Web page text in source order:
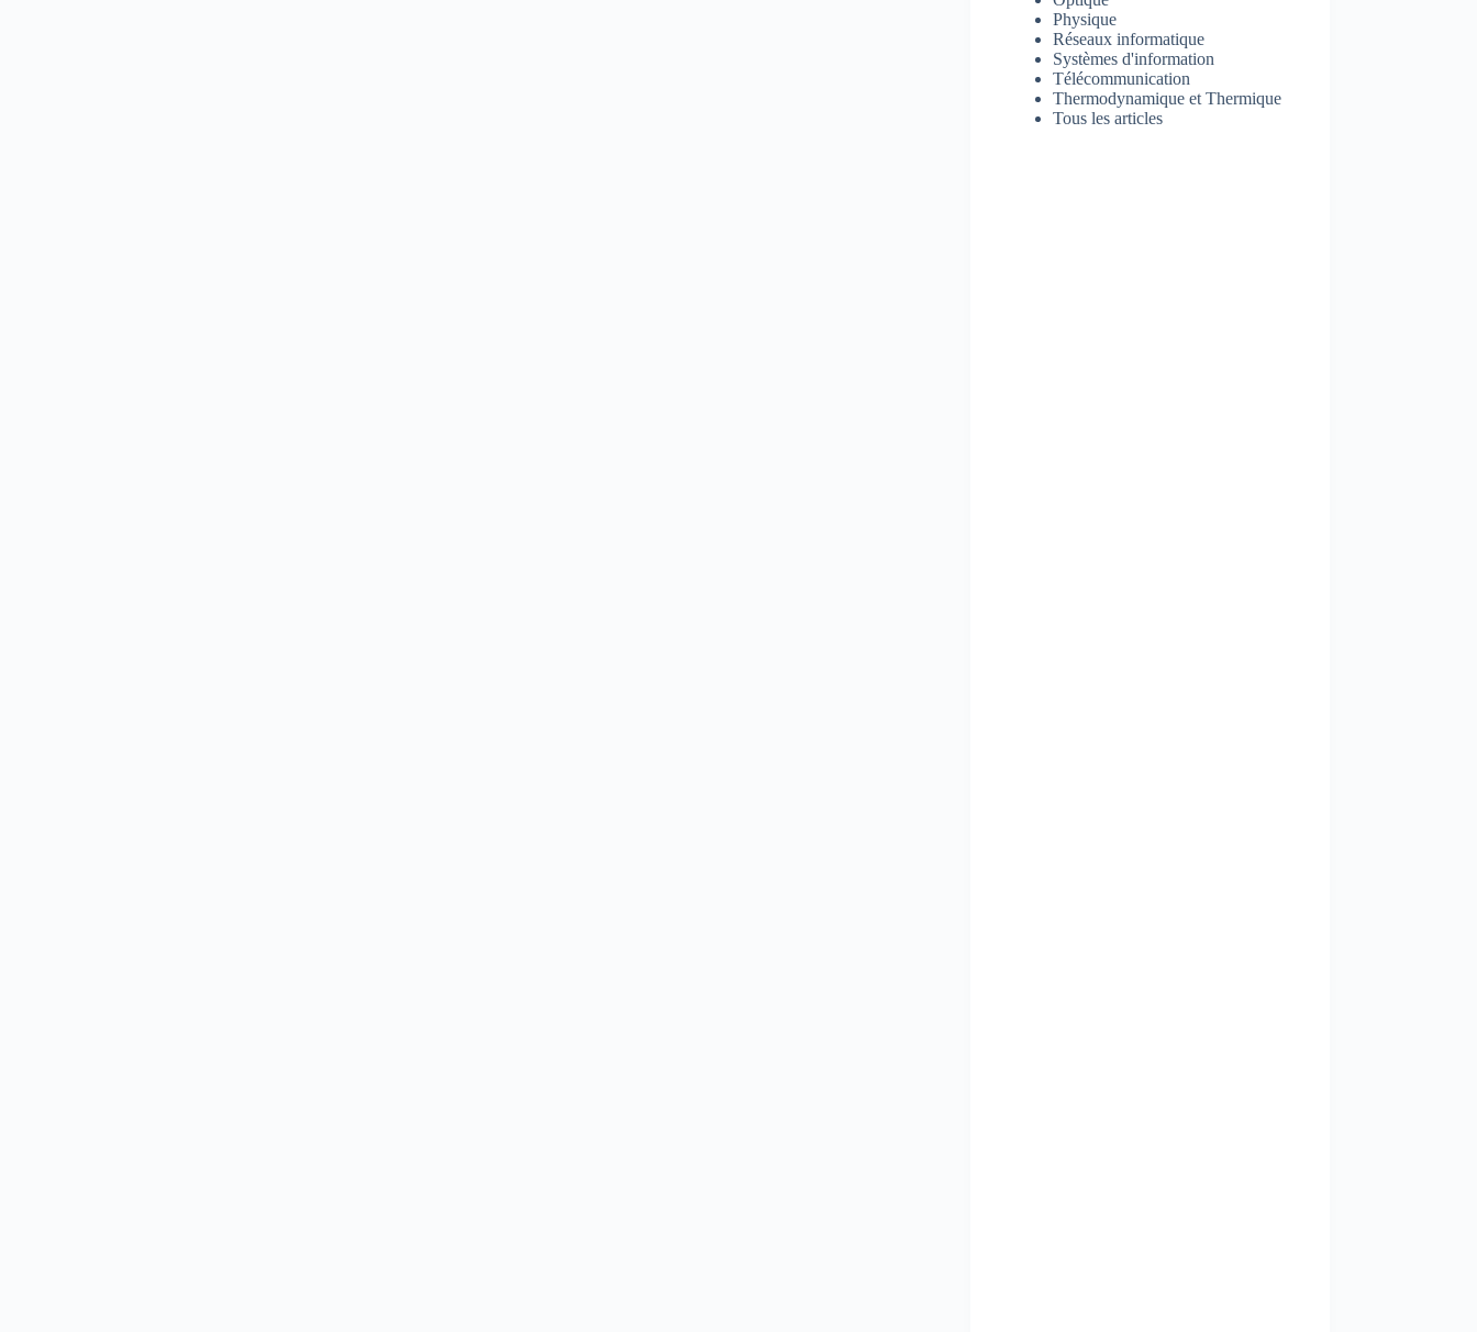
Physique
Réseaux informatique
Systèmes d'information
Télécommunication
Thermodynamique et Thermique
Tous les articles